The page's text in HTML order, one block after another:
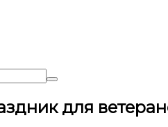
для